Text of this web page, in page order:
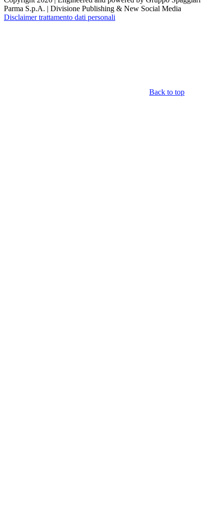
Parma S.p.A. | Divisione Publishing & New Social Media
Disclaimer trattamento dati personali
Back to top